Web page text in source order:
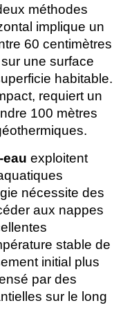
méthodes
implique un
60 centimètres
une surface
habitable.
requiert un
100 mètres
exploitent
nécessite des
aux nappes
stable de
initial plus
par des
sur le long